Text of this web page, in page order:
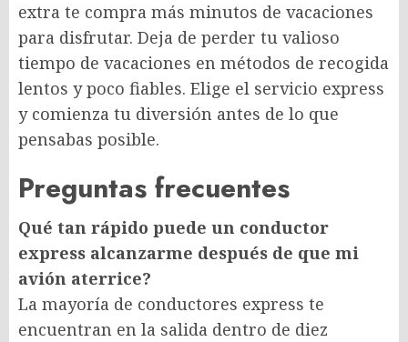
extra te compra más minutos de vacaciones
para disfrutar. Deja de perder tu valioso
tiempo de vacaciones en métodos de recogida
lentos y poco fiables. Elige el servicio express
y comienza tu diversión antes de lo que
pensabas posible.
Preguntas frecuentes
Qué tan rápido puede un conductor
express alcanzarme después de que mi
avión aterrice?
La mayoría de conductores express te
encuentran en la salida dentro de diez